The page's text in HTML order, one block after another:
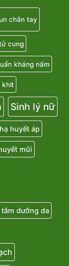
chân tay
cung
kháng nấm
khít
Sinh lý nữ
huyết áp
mũi
tắm dưỡng da